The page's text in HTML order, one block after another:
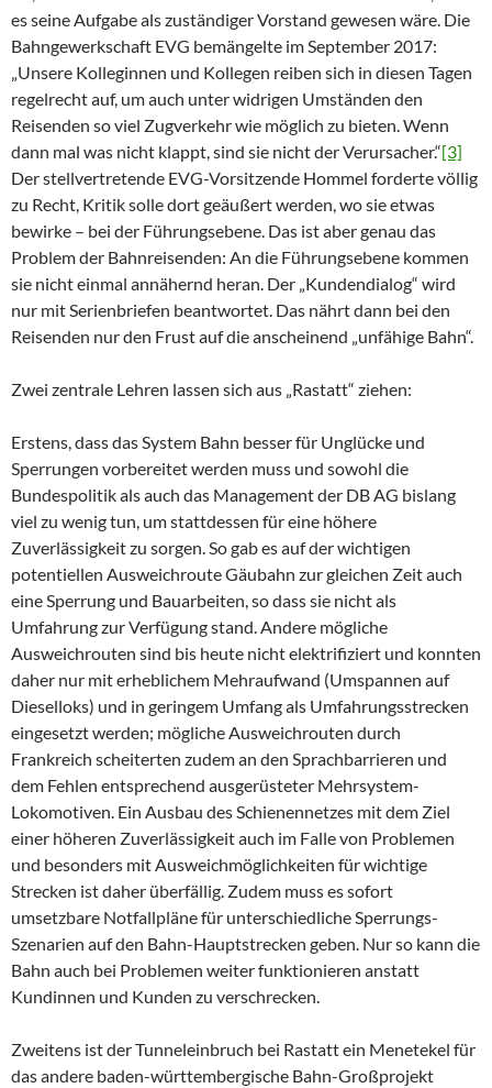
es seine Aufgabe als zuständiger Vorstand gewesen wäre. Die
Bahngewerkschaft EVG bemängelte im September 2017:
„Unsere Kolleginnen und Kollegen reiben sich in diesen Tagen
regelrecht auf, um auch unter widrigen Umständen den
Reisenden so viel Zugverkehr wie möglich zu bieten. Wenn
dann mal was nicht klappt, sind sie nicht der Verursacher.“[3]
Der stellvertretende EVG-Vorsitzende Hommel forderte völlig
zu Recht, Kritik solle dort geäußert werden, wo sie etwas
bewirke – bei der Führungsebene. Das ist aber genau das
Problem der Bahnreisenden: An die Führungsebene kommen
sie nicht einmal annähernd heran. Der „Kundendialog“ wird
nur mit Serienbriefen beantwortet. Das nährt dann bei den
Reisenden nur den Frust auf die anscheinend „unfähige Bahn“.
Zwei zentrale Lehren lassen sich aus „Rastatt“ ziehen:
Erstens, dass das System Bahn besser für Unglücke und
Sperrungen vorbereitet werden muss und sowohl die
Bundespolitik als auch das Management der DB AG bislang
viel zu wenig tun, um stattdessen für eine höhere
Zuverlässigkeit zu sorgen. So gab es auf der wichtigen
potentiellen Ausweichroute Gäubahn zur gleichen Zeit auch
eine Sperrung und Bauarbeiten, so dass sie nicht als
Umfahrung zur Verfügung stand. Andere mögliche
Ausweichrouten sind bis heute nicht elektrifiziert und konnten
daher nur mit erheblichem Mehraufwand (Umspannen auf
Dieselloks) und in geringem Umfang als Umfahrungsstrecken
eingesetzt werden; mögliche Ausweichrouten durch
Frankreich scheiterten zudem an den Sprachbarrieren und
dem Fehlen entsprechend ausgerüsteter Mehrsystem-
Lokomotiven. Ein Ausbau des Schienennetzes mit dem Ziel
einer höheren Zuverlässigkeit auch im Falle von Problemen
und besonders mit Ausweichmöglichkeiten für wichtige
Strecken ist daher überfällig. Zudem muss es sofort
umsetzbare Notfallpläne für unterschiedliche Sperrungs-
Szenarien auf den Bahn-Hauptstrecken geben. Nur so kann die
Bahn auch bei Problemen weiter funktionieren anstatt
Kundinnen und Kunden zu verschrecken.
Zweitens ist der Tunneleinbruch bei Rastatt ein Menetekel für
das andere baden-württembergische Bahn-Großprojekt